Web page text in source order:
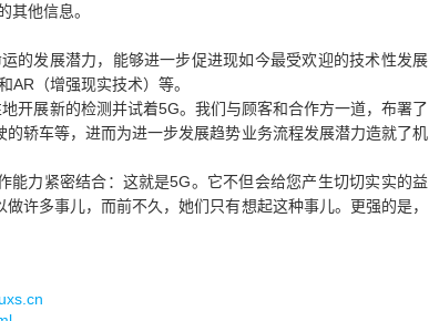
其他信息。
的发展潜力，能够进一步促进现如今最受欢迎的技术性发展
AR（增强现实技术）等。
开展新的检测并试着5G。我们与顾客和合作方一道，布署了
轿车等，进而为进一步发展趋势业务流程发展潜力造就了机
能力紧密结合：这就是5G。它不但会给您产生切切实实的益
许多事儿，而前不久，她们只有想起这种事儿。更强的是，